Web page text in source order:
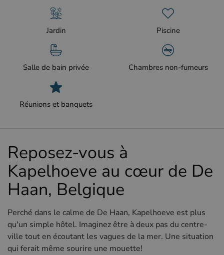
Jardin Piscine
Salle de bain privée Chambres non-fumeurs
Réunions et banquets
Reposez-vous à
Kapelhoeve au cœur de De
Haan, Belgique
Perché dans le calme de De Haan, Kapelhoeve est plus
qu'un simple hôtel. Imaginez être à deux pas du centre-
ville tout en écoutant les vagues de la mer. Une situation
qui ferait même sourire une mouette!